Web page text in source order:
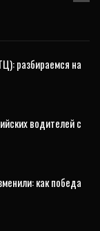
разбираемся на
водителей с
как победа